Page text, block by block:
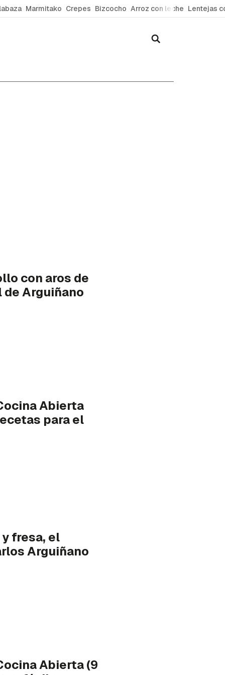
Marmitako Crepes Bizcocho Arroz con leche Lentejas
con aros de
Arguiñano
Abierta
para el
fresa, el
Arguiñano
Abierta (9